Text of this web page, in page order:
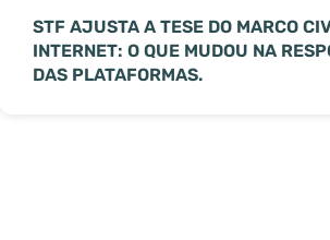
STF AJUSTA A TESE DO MARCO
INTERNET: O QUE MUDOU NA
DAS PLATAFORMAS.